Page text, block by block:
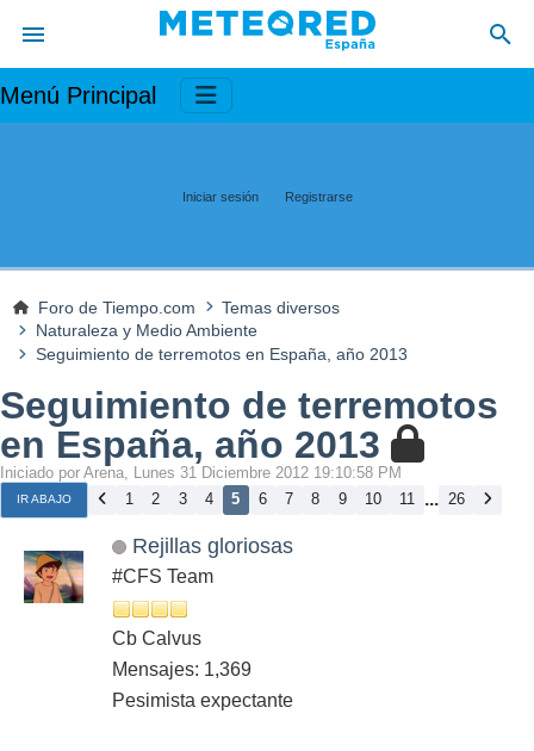
Menú Principal
Iniciar sesión Registrarse
Foro de Tiempo.com
Temas diversos
Naturaleza y Medio Ambiente
Seguimiento de terremotos en España, año 2013
Seguimiento de terremotos
en España, año 2013
Iniciado por Arena, Lunes 31 Diciembre 2012 19:10:58 PM
IR ABAJO 1 2 3 4 5 6 7 8 9 10 11 ... 26
Rejillas gloriosas
#CFS Team
Cb Calvus
Mensajes: 1,369
Pesimista expectante